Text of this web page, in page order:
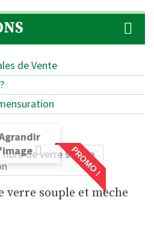
de Vente
PROMO !
verre souple et mèche